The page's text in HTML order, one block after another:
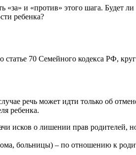
и «против» этого шага. Будет
ребенка?
статье 70 Семейного кодекса РФ,
речь может идти только об
ребенка.
исков о лишении прав родителей, но
больницы) – по отношению к